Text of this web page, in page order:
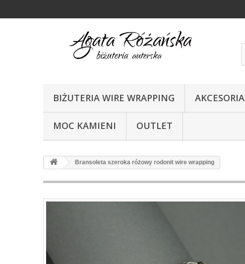
BIŻUTERIA WIRE WRAPPING AKCESORIA
MOC KAMIENI OUTLET
Bransoleta szeroka różowy rodonit wire wrapping